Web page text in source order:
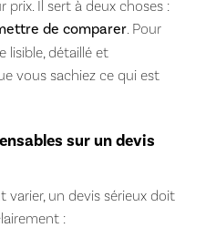
Il sert à deux choses :
de comparer. Pour
lisible, détaillé et
vous sachiez ce qui est
sur un devis
varier, un devis sérieux doit
: